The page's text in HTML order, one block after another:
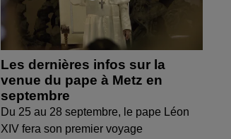
Les dernières infos sur la
venue du pape à Metz en
septembre
Du 25 au 28 septembre, le pape Léon
XIV fera son premier voyage